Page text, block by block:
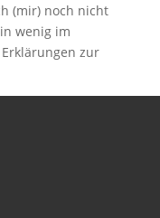
(mir) noch nicht
wenig im
zur